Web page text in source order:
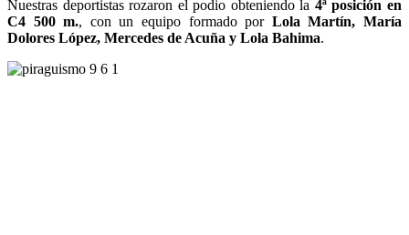
Nuestras deportistas rozaron el podio obteniendo la 4ª posición en
C4 500 m., con un equipo formado por Lola Martín, María
Dolores López, Mercedes de Acuña y Lola Bahima.